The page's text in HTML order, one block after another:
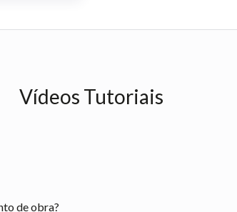
Vídeos Tutoriais
de obra?